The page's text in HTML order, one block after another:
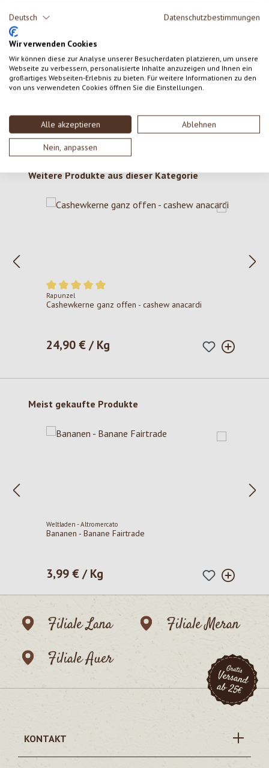
Deutsch Datenschutzbestimmungen
Wir verwenden Cookies
Wir können diese zur Analyse unserer Besucherdaten platzieren, um unsere
Webseite zu verbessern, personalisierte Inhalte anzuzeigen und Ihnen ein
großartiges Webseiten-Erlebnis zu bieten. Für weitere Informationen zu den
von uns verwendeten Cookies öffnen Sie die Einstellungen.
Alle akzeptieren Ablehnen
Nein, anpassen
Keine Bewertungen gefunden. Gehe voran und teile
deine Erkenntnisse mit anderen.
Produktgalerie überspringen
Weitere Produkte aus dieser Kategorie
Durchschnittliche Bewertung von 5 von 5 Sternen
Rapunzel
Cashewkerne ganz offen - cashew anacardi
Regulärer Preis:
24,90 € / Kg
Produktgalerie überspringen
Meist gekaufte Produkte
Weltladen - Altromercato
Bananen - Banane Fairtrade
Regulärer Preis:
3,99 € / Kg
Filiale Lana
Filiale Meran
Filiale Auer
KONTAKT